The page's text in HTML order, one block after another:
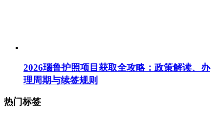
2026瑙鲁护照项目获取全攻略：政策解读、办
理周期与续签规则
热门标签